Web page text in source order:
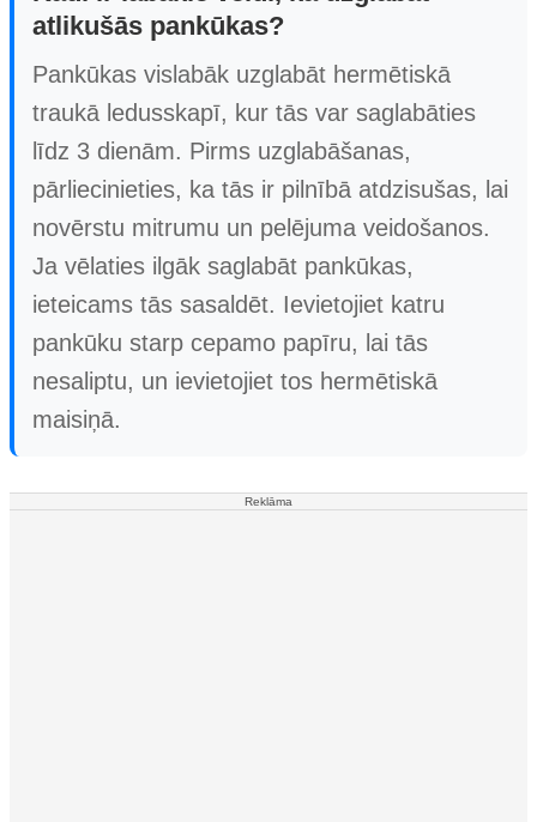
atlikušās pankūkas?
Pankūkas vislabāk uzglabāt hermētiskā
traukā ledusskapī, kur tās var saglabāties
līdz 3 dienām. Pirms uzglabāšanas,
pārliecinieties, ka tās ir pilnībā atdzisušas, lai
novērstu mitrumu un pelējuma veidošanos.
Ja vēlaties ilgāk saglabāt pankūkas,
ieteicams tās sasaldēt. Ievietojiet katru
pankūku starp cepamo papīru, lai tās
nesaliptu, un ievietojiet tos hermētiskā
maisiņā.
Reklāma